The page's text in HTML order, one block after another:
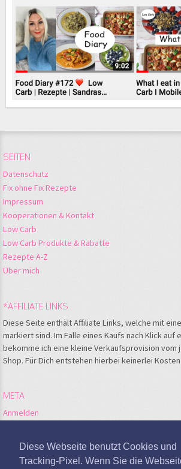
Diese Webseite benutzt Cookies und
Tracking-Pixel. Wenn Sie die
SEITEN
Datenschutz
Fix ohne Fix Rezepte
Impressum
Kooperationen & Kontakt
Low Carb
Low Carb Produkte & Rabatte
Rezepte A-Z
Über mich
*AFFILIATE LINKS
Diese Seite enthält Affiliate Links, welche mit
markiert sind. Im Falle eines Kaufs nach Klick auf
bekomme ich eine kleine Verkaufsprovision vom
Shop. Für Dich entstehen hierbei keinerlei
META
Anmelden